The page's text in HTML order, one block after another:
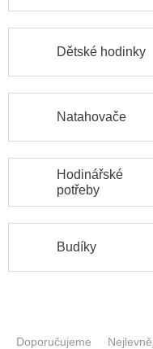
Dětské hodinky
Natahovače
Hodinářské
potřeby
Budíky
Doporučujeme